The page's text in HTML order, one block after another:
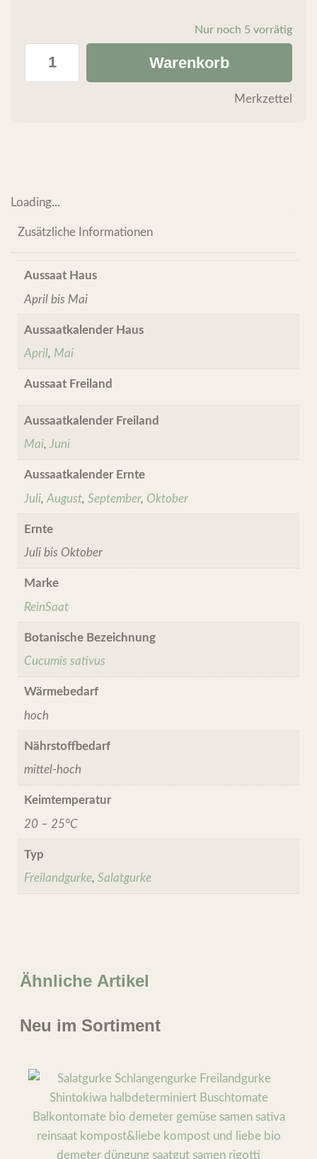
Nur noch 5 vorrätig
Warenkorb
Merkzettel
Loading...
Zusätzliche Informationen
Aussaat Haus
April bis Mai
Aussaatkalender Haus
April, Mai
Aussaat Freiland
Aussaatkalender Freiland
Mai, Juni
Aussaatkalender Ernte
Juli, August, September, Oktober
Ernte
Juli bis Oktober
Marke
ReinSaat
Botanische Bezeichnung
Cucumis sativus
Wärmebedarf
hoch
Nährstoffbedarf
mittel-hoch
Keimtemperatur
20 – 25°C
Typ
Freilandgurke, Salatgurke
Ähnliche Artikel
Neu im Sortiment